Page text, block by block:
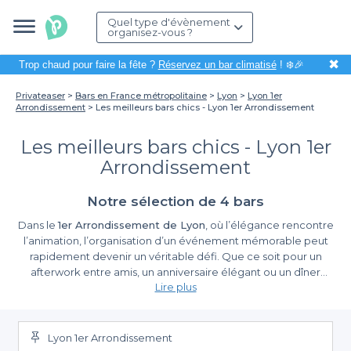
Quel type d'évènement
organisez-vous ?
Trop chaud pour faire la fête ? Réservez un bar climatisé! ❄️🎉 ✖
Privateaser Bars en France métropolitaine Lyon
Lyon 1er
Arrondissement
Les meilleurs bars chics - Lyon 1er Arrondissement
Les meilleurs bars chics - Lyon 1er
Arrondissement
Notre sélection de 4 bars
Dans le1er Arrondissement de Lyon , où l’élégance rencontre
l’animation, l’organisation d’un événement mémorable peut
rapidement devenir un véritable défi. Que ce soit pour un
afterwork entre amis, un anniversaire élégant ou un dîner
d'entreprise, choisir le bon bar chic fait toute la différence. Grâce
proposant une sélection raffinée de bars à l'ambiance chic qui
sauront répondre à toutes vos attentes.
La simplicité à portée de main avec Privateaser
Réserver un bar élégant n’a jamais été aussi simple. Sur notre
Lire plus
Lyon 1er Arrondissement